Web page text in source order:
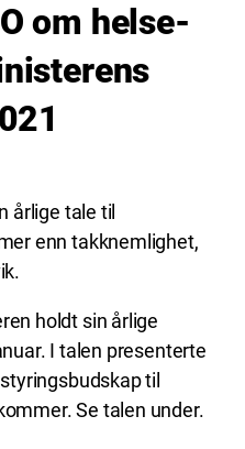
om helse-
årlige tale til
enn takknemlighet,
holdt sin årlige
I talen presenterte
til
Se talen under.